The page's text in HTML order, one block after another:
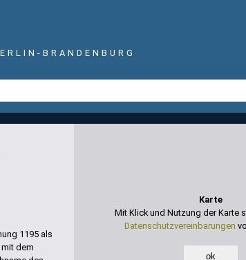
BRANDENBURG
1195 als
dem
Karte
Mit Klick und Nutzung der Karte
Datenschutzvereinbarungen
ok